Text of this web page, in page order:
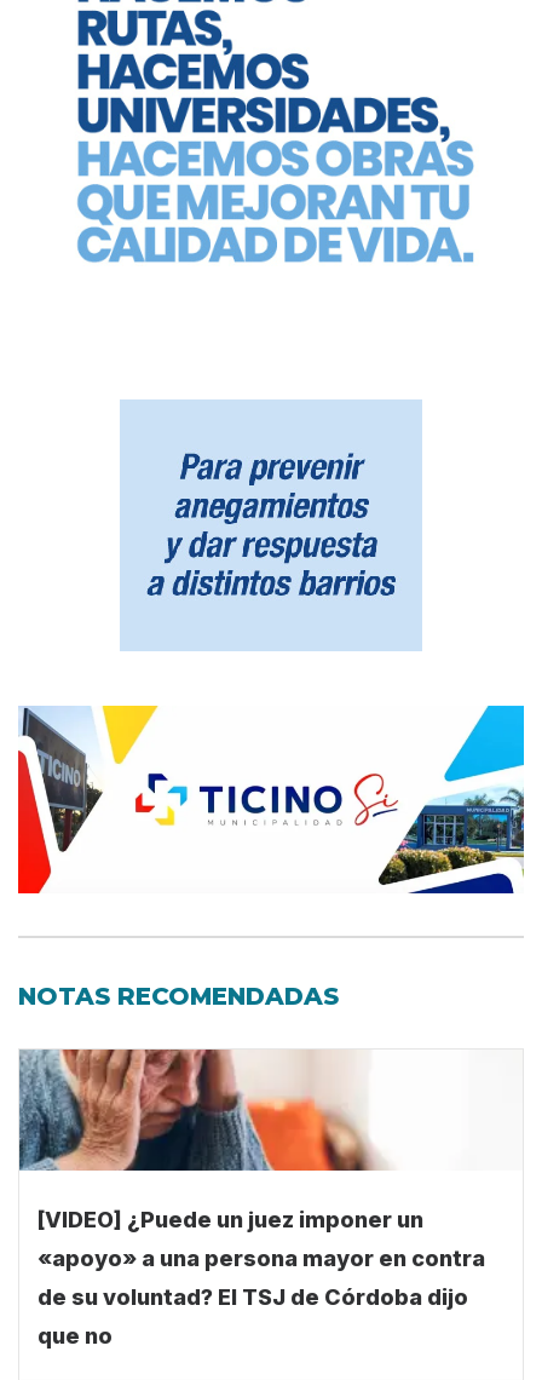
NOTAS RECOMENDADAS
[VIDEO] ¿Puede un juez imponer un
«apoyo» a una persona mayor en contra
de su voluntad? El TSJ de Córdoba dijo
que no